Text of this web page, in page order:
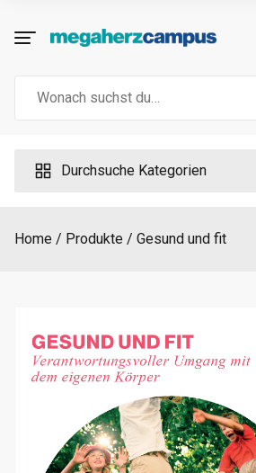
Durchsuche Kategorien
Home Produkte Gesund und fit